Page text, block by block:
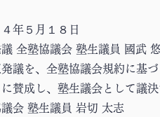
４年５月１８日
全塾協議会 塾生議員 國武
議を、全塾協議会規約に基
賛成し、塾生議会として議決
会 塾生議員 岩切 太志